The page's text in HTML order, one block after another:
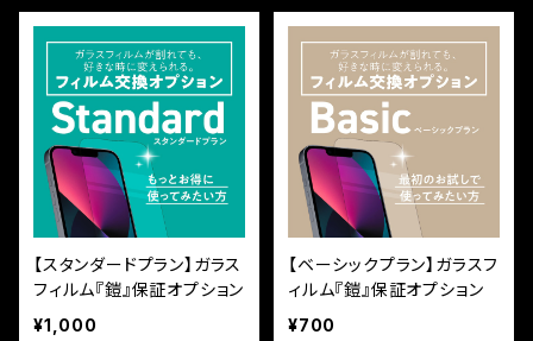
【スタンダードプラン】ガラス
フィルム『鎧』保証オプション
¥1,000
【ベーシックプラン】ガラスフ
ィルム『鎧』保証オプション
¥700